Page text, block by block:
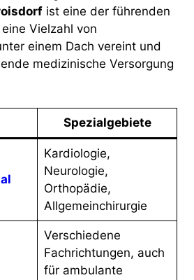
ist eine der führenden
Vielzahl von
einem Dach vereint und
medizinische Versorgung
Spezialgebiete
Kardiologie,
Neurologie,
Orthopädie,
Allgemeinchirurgie
Verschiedene
Fachrichtungen, auch
für ambulante